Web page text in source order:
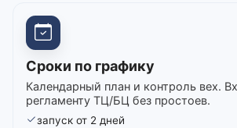
Сроки по графику
Календарный план и контроль вех.
регламенту ТЦ/БЦ без простоев.
запуск от 2 дней